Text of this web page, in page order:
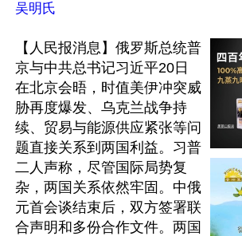
吴明氏
【人民报消息】俄罗斯总统普
京与中共总书记习近平20日
在北京会晤，时值美伊冲突威
胁再度爆发、乌克兰战争持
续、贸易与能源供应紧张等问
题直接关系到两国利益。习普
二人声称，尽管国际局势复
杂，两国关系依然牢固。中俄
元首会谈结束后，双方签署联
合声明和多份合作文件。两国